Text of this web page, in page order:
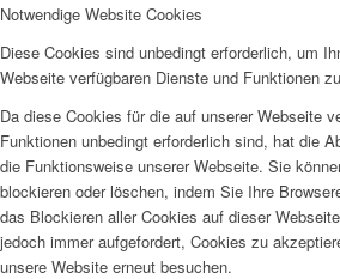
Notwendige Website Cookies
Diese Cookies sind unbedingt erforderlich, um
Webseite verfügbaren Dienste und Funktionen
Da diese Cookies für die auf unserer Webseite
Funktionen unbedingt erforderlich sind, hat die
die Funktionsweise unserer Webseite. Sie
blockieren oder löschen, indem Sie Ihre
das Blockieren aller Cookies auf dieser
jedoch immer aufgefordert, Cookies zu
unsere Website erneut besuchen.